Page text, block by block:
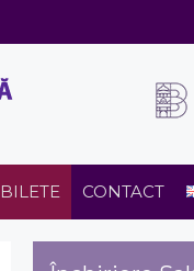
BILETE CONTACT